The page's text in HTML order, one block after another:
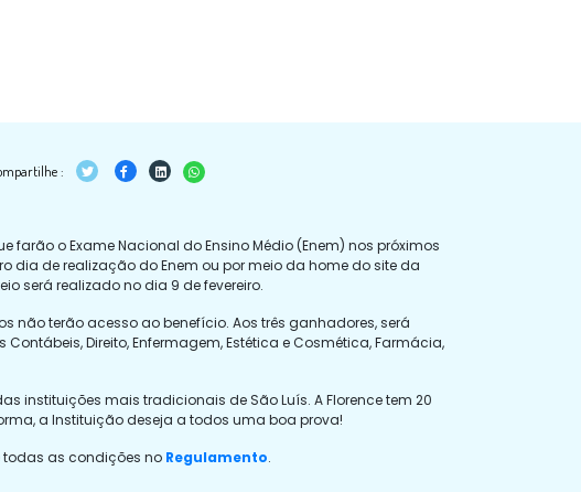
:
o Exame Nacional do Ensino Médio (Enem) nos próximos
dia de realização do Enem ou por meio da home do site da
será realizado no dia 9 de fevereiro.
não terão acesso ao benefício. Aos três ganhadores, será
Direito, Enfermagem, Estética e Cosmética, Farmácia,
instituições mais tradicionais de São Luís. A Florence tem 20
a Instituição deseja a todos uma boa prova!
todas as condições no Regulamento.